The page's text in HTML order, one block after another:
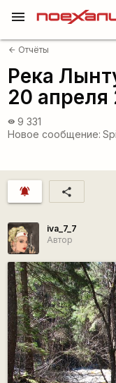
menu
arrow_back Отчёты
Река
20 апреля
visibility 9 331
Новое сообщение:
notifications_active share
iva_7_7
Автор